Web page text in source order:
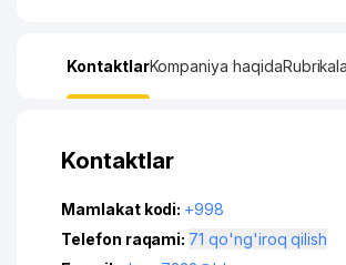
KontaktlarKompaniya haqida
Kontaktlar
Mamlakat kodi: +998
Telefon raqami:
71 qo'ng'iroq qilish